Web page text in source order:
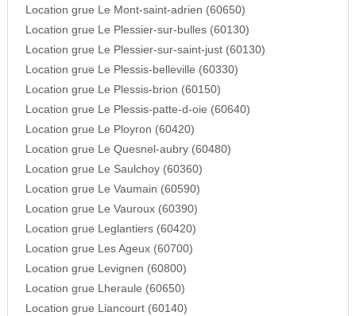
Location grue Le Mont-saint-adrien (60650)
Location grue Le Plessier-sur-bulles (60130)
Location grue Le Plessier-sur-saint-just (60130)
Location grue Le Plessis-belleville (60330)
Location grue Le Plessis-brion (60150)
Location grue Le Plessis-patte-d-oie (60640)
Location grue Le Ployron (60420)
Location grue Le Quesnel-aubry (60480)
Location grue Le Saulchoy (60360)
Location grue Le Vaumain (60590)
Location grue Le Vauroux (60390)
Location grue Leglantiers (60420)
Location grue Les Ageux (60700)
Location grue Levignen (60800)
Location grue Lheraule (60650)
Location grue Liancourt (60140)